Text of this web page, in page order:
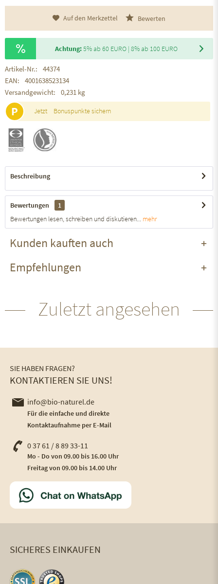
Auf den Merkzettel Bewerten
Achtung:5% ab 60 EURO | 8% ab 100 EURO
Artikel-Nr.:
44374
EAN:
4001638523134
Versandgewicht:
0,231 kg
P Jetzt Bonuspunkte sichern
Beschreibung
Bewertungen
1
Bewertungen lesen, schreiben und diskutieren...
mehr
Kunden kauften auch
Empfehlungen
Zuletzt angesehen
SIE HABEN FRAGEN?
KONTAKTIEREN SIE UNS!
info@bio-naturel.de
Für die einfache und direkte
Kontaktaufnahme per E-Mail
0 37 61 / 8 89 33-11
Mo - Do von 09.00 bis 16.00 Uhr
Freitag von 09.00 bis 14.00 Uhr
SICHERES EINKAUFEN